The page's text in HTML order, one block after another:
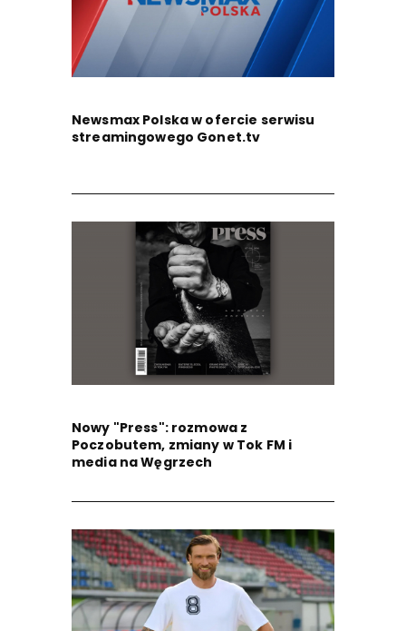
Newsmax Polska w ofercie serwisu
streamingowego Gonet.tv
Nowy "Press": rozmowa z
Poczobutem, zmiany w Tok FM i
media na Węgrzech